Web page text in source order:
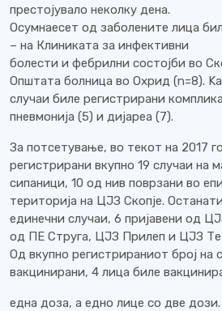
престојувало неколку дена.
Осумнаесет од заболените лица
– на Клиниката за инфективни
болести и фебрилни состојби во
Општата болница во Охрид (n=8).
случаи биле регистрирани
пневмонија (5) и дијареа (7).
За потсетување, во текот на 2017
регистрирани вкупно 19 случаи на
сипаници, 10 од нив поврзани во
територија на ЦЈЗ Скопје.
единечни случаи, 6 пријавени од
од ПЕ Струга, ЦЈЗ Прилеп и ЦЈЗ
Од вкупно регистрираниот број на
вакцинирани, 4 лица биле
една доза, а едно лице со две